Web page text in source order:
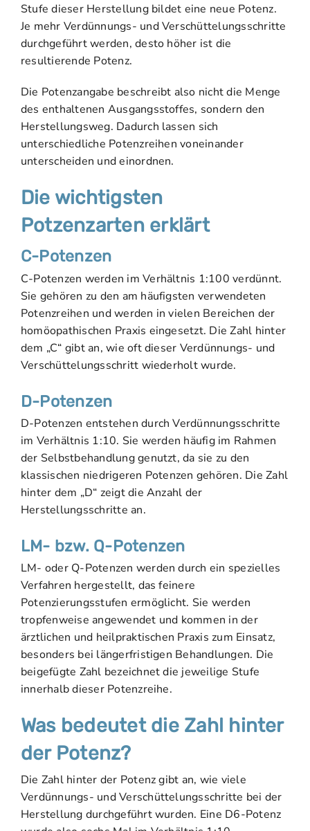
Stufe dieser Herstellung bildet eine neue Potenz.
Je mehr Verdünnungs- und Verschüttelungsschritte
durchgeführt werden, desto höher ist die
resultierende Potenz.
Die Potenzangabe beschreibt also nicht die Menge
des enthaltenen Ausgangsstoffes, sondern den
Herstellungsweg. Dadurch lassen sich
unterschiedliche Potenzreihen voneinander
unterscheiden und einordnen.
Die wichtigsten
Potzenzarten erklärt
C-Potenzen
C-Potenzen werden im Verhältnis 1:100 verdünnt.
Sie gehören zu den am häufigsten verwendeten
Potenzreihen und werden in vielen Bereichen der
homöopathischen Praxis eingesetzt. Die Zahl hinter
dem „C“ gibt an, wie oft dieser Verdünnungs- und
Verschüttelungsschritt wiederholt wurde.
D-Potenzen
D-Potenzen entstehen durch Verdünnungsschritte
im Verhältnis 1:10. Sie werden häufig im Rahmen
der Selbstbehandlung genutzt, da sie zu den
klassischen niedrigeren Potenzen gehören. Die Zahl
hinter dem „D“ zeigt die Anzahl der
Herstellungsschritte an.
LM- bzw. Q-Potenzen
LM- oder Q-Potenzen werden durch ein spezielles
Verfahren hergestellt, das feinere
Potenzierungsstufen ermöglicht. Sie werden
tropfenweise angewendet und kommen in der
ärztlichen und heilpraktischen Praxis zum Einsatz,
besonders bei längerfristigen Behandlungen. Die
beigefügte Zahl bezeichnet die jeweilige Stufe
innerhalb dieser Potenzreihe.
Was bedeutet die Zahl hinter
der Potenz?
Die Zahl hinter der Potenz gibt an, wie viele
Verdünnungs- und Verschüttelungsschritte bei der
Herstellung durchgeführt wurden. Eine D6-Potenz